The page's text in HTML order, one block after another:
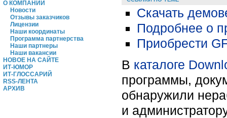
О КОМПАНИИ
Новости
Отзывы заказчиков
Лицензии
Наши координаты
Программа партнерства
Наши партнеры
Наши вакансии
НОВОЕ НА САЙТЕ
ИТ-ЮМОР
ИТ-ГЛОССАРИЙ
RSS-ЛЕНТА
АРХИВ
Скачать
Подробнее о
Приобрести
В каталоге
программы,
обнаружили
и